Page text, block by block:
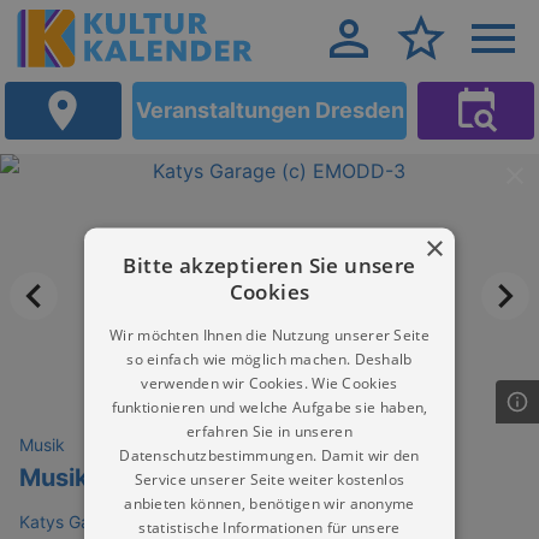
Veranstaltungen Dresden
Musik
Musikalischer Kneipenabend
Katys Garage Dresden
×
Bitte akzeptieren Sie unsere
Cookies
Wir möchten Ihnen die Nutzung unserer Seite
so einfach wie möglich machen. Deshalb
verwenden wir Cookies. Wie Cookies
funktionieren und welche Aufgabe sie haben,
erfahren Sie in unseren
Datenschutzbestimmungen. Damit wir den
Service unserer Seite weiter kostenlos
anbieten können, benötigen wir anonyme
statistische Informationen für unsere